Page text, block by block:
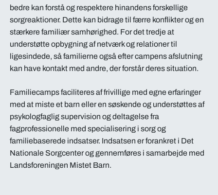
bedre kan forstå og respektere hinandens forskellige
sorgreaktioner. Dette kan bidrage til færre konflikter og en
stærkere familiær samhørighed. For det tredje at
understøtte opbygning af netværk og relationer til
ligesindede, så familierne også efter campens afslutning
kan have kontakt med andre, der forstår deres situation.
Familiecamps faciliteres af frivillige med egne erfaringer
med at miste et barn eller en søskende og understøttes af
psykologfaglig supervision og deltagelse fra
fagprofessionelle med specialisering i sorg og
familiebaserede indsatser. Indsatsen er forankret i Det
Nationale Sorgcenter og gennemføres i samarbejde med
Landsforeningen Mistet Barn.